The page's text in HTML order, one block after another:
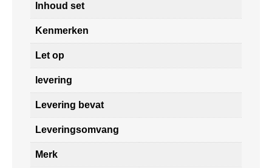
Inhoud set
Kenmerken
Let op
levering
Levering bevat
Leveringsomvang
Merk